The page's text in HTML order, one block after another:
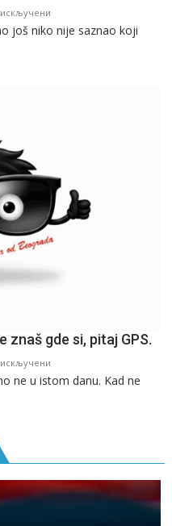
Beogradska
još niko nije saznao koji
znaš gde si, pitaj GPS.
Beogradska
si,
ne u istom danu. Kad ne